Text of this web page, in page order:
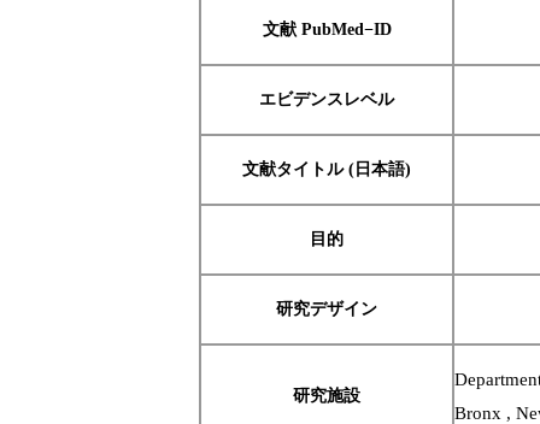
文献 PubMed−ID
エビデンスレベル
文献タイトル (日本語)
目的
研究デザイン
研究施設
Bronx ,